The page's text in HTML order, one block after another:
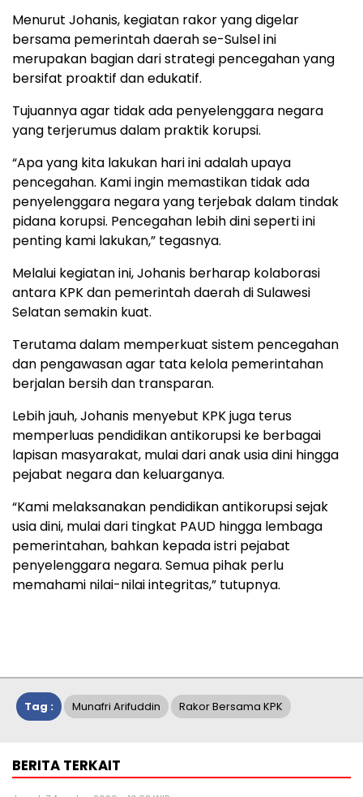
Menurut Johanis, kegiatan rakor yang digelar
bersama pemerintah daerah se-Sulsel ini
merupakan bagian dari strategi pencegahan yang
bersifat proaktif dan edukatif.
Tujuannya agar tidak ada penyelenggara negara
yang terjerumus dalam praktik korupsi.
“Apa yang kita lakukan hari ini adalah upaya
pencegahan. Kami ingin memastikan tidak ada
penyelenggara negara yang terjebak dalam tindak
pidana korupsi. Pencegahan lebih dini seperti ini
penting kami lakukan,” tegasnya.
Melalui kegiatan ini, Johanis berharap kolaborasi
antara KPK dan pemerintah daerah di Sulawesi
Selatan semakin kuat.
Terutama dalam memperkuat sistem pencegahan
dan pengawasan agar tata kelola pemerintahan
berjalan bersih dan transparan.
Lebih jauh, Johanis menyebut KPK juga terus
memperluas pendidikan antikorupsi ke berbagai
lapisan masyarakat, mulai dari anak usia dini hingga
pejabat negara dan keluarganya.
“Kami melaksanakan pendidikan antikorupsi sejak
usia dini, mulai dari tingkat PAUD hingga lembaga
pemerintahan, bahkan kepada istri pejabat
penyelenggara negara. Semua pihak perlu
memahami nilai-nilai integritas,” tutupnya.
Tag : Munafri Arifuddin Rakor Bersama KPK
BERITA TERKAIT